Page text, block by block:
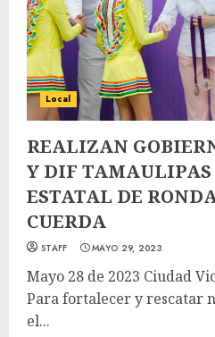
Local
REALIZAN
Y DIF TAMAULIPAS
ESTATAL DE
CUERDA
STAFF MAYO 29, 2023
Mayo 28 de 2023 Ciudad
Para fortalecer y rescatar
el...